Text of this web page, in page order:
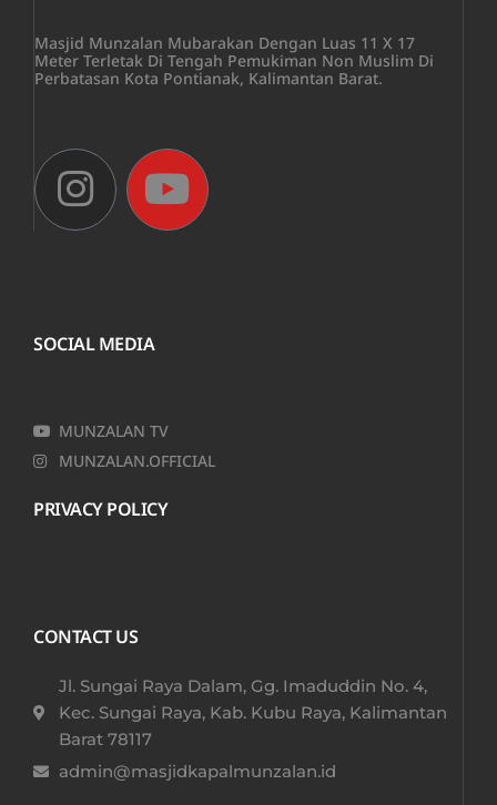
Masjid Munzalan Mubarakan Dengan Luas 11 X 17
Meter Terletak Di Tengah Pemukiman Non Muslim Di
Perbatasan Kota Pontianak, Kalimantan Barat.
SOCIAL MEDIA
MUNZALAN TV
MUNZALAN.OFFICIAL
PRIVACY POLICY
CONTACT US
Jl. Sungai Raya Dalam, Gg. Imaduddin No. 4,
Kec. Sungai Raya, Kab. Kubu Raya, Kalimantan
Barat 78117​
admin@masjidkapalmunzalan.id